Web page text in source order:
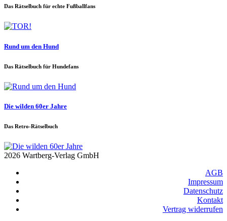
Das Rätselbuch für echte Fußballfans
Rund um den Hund
Das Rätselbuch für Hundefans
Die wilden 60er Jahre
Das Retro-Rätselbuch
2026 Wartberg-Verlag GmbH
AGB
Impressum
Datenschutz
Kontakt
Vertrag widerrufen